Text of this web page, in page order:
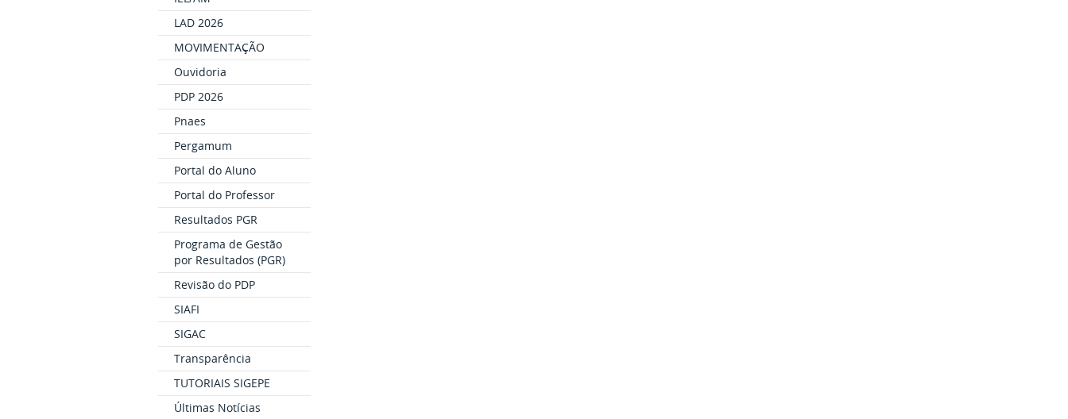
LAD 2026
MOVIMENTAÇÃO
Ouvidoria
PDP 2026
Pnaes
Pergamum
Portal do Aluno
Portal do Professor
Resultados PGR
Programa de Gestão
por Resultados (PGR)
Revisão do PDP
SIAFI
SIGAC
Transparência
TUTORIAIS SIGEPE
Últimas Notícias